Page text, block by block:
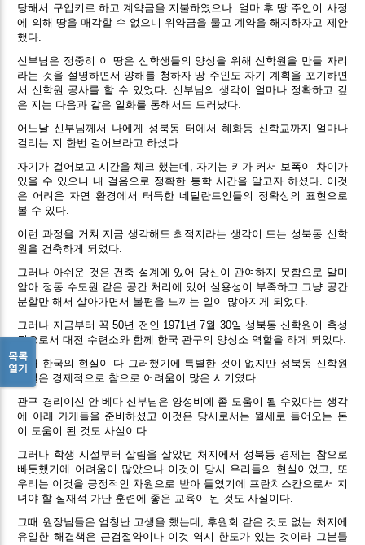
당해서 구입키로 하고 계약금을 지불하였으나
얼마 후 땅 주인이 사정
에 의해 땅을 매각할 수 없으니 위약금을 물고 계약을 해지하자고 제안
했다.
신부님은 정중히 이 땅은 신학생들의 양성을 위해 신학원을 만들 자리
라는 것을 설명하면서 양해를 청하자 땅 주인도 자기 계획을 포기하면
서 신학원 공사를 할 수 있었다. 신부님의 생각이 얼마나 정확하고 깊
은 지는 다음과 같은 일화를 통해서도 드러났다.
어느날 신부님께서 나에게 성북동 터에서 혜화동 신학교까지 얼마나
걸리는 지 한번 걸어보라고 하셨다.
자기가 걸어보고 시간을 체크 했는데, 자기는 키가 커서 보폭이 차이가
있을 수 있으니 내 걸음으로 정확한 통학 시간을 알고자 하셨다. 이것
은 어려운 자연 환경에서 터득한 네덜란드인들의 정확성의 표현으로
볼 수 있다.
이런 과정을 거쳐 지금 생각해도 최적지라는 생각이 드는 성북동 신학
원을 건축하게 되었다.
그러나 아쉬운 것은 건축 설계에 있어 당신이 관여하지 못함으로 말미
암아 정동 수도원 같은 공간 처리에 있어 실용성이 부족하고 그냥 공간
분할만 해서 살아가면서 불편을 느끼는 일이 많아지게 되었다.
그러나 지금부터 꼭 50년 전인 1971년 7월 30일 성북동 신학원이 축성
됨으로서 대전 수련소와 함께 한국 관구의 양성소 역할을 하게 되었다.
그때 한국의 현실이 다 그러했기에 특별한 것이 없지만 성북동 신학원
시절은 경제적으로 참으로 어려움이 많은 시기였다.
관구 경리이신 안 베다 신부님은 양성비에 좀 도움이 될 수있다는 생각
에 아래 가게들을 준비하셨고 이것은 당시로서는 월세로 들어오는 돈
이 도움이 된 것도 사실이다.
그러나 학생 시절부터 살림을 살았던 처지에서 성북동 경제는 참으로
빠듯했기에 어려움이 많았으나 이것이 당시 우리들의 현실이었고, 또
우리는 이것을 긍정적인 차원으로 받아 들였기에 프란치스칸으로서 지
녀야 할 실재적 가난 훈련에 좋은 교육이 된 것도 사실이다.
그때 원장님들은 엄청난 고생을 했는데, 후원회 같은 것도 없는 처지에
유일한 해결책은 근검절약이나 이것 역시 한도가 있는 것이라 그분들
목록
열기